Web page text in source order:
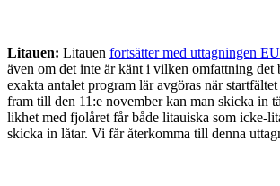
Litauen: Litauen fortsätter med uttagningen
även om det inte är känt i vilken omfattning
exakta antalet program lär avgöras när startfältet
fram till den 11:e november kan man skicka in
likhet med fjolåret får både litauiska som icke-
skicka in låtar. Vi får återkomma till denna